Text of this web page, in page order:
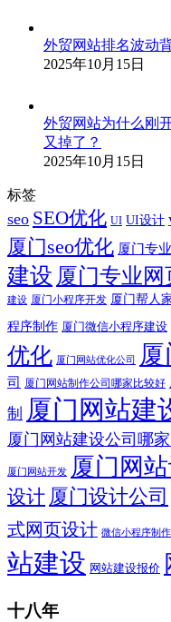
外贸网站排名波动
2025年10月15日
外贸网站为什么刚
又掉了？
2025年10月15日
标签
seo SEO优化 UI UI设计
厦门seo优化 厦门专
建设 厦门专业
建设 厦门小程序开发 厦门帮人
程序制作 厦门微信小程序建设
优化 厦门网站优化公司
司
厦门网站制作公司哪家比较好
制 厦门网站建
厦门网站建设公司哪
厦门网站开发 厦门网
设计 厦门设计公司
式网页设计 微信小程序制作
站建设 网站建设报价
十八年